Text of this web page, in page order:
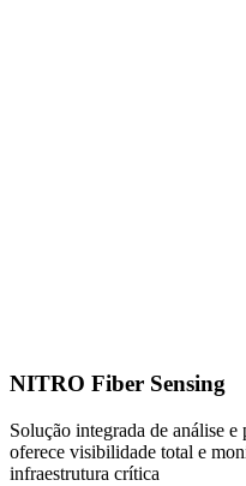
NITRO Fiber Sensing
Solução integrada de análise
oferece visibilidade total e
infraestrutura crítica